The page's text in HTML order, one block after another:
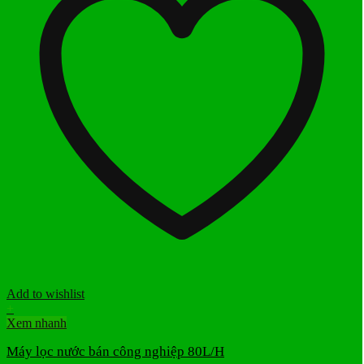
Add to wishlist
+
Xem nhanh
Máy lọc nước bán công nghiệp 80L/H